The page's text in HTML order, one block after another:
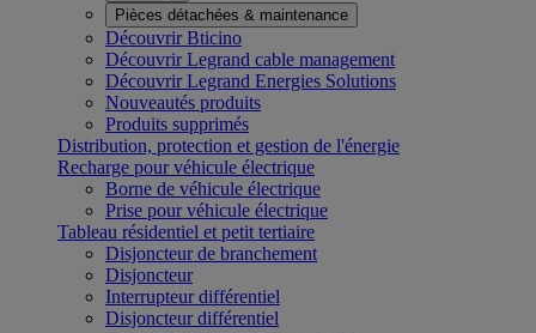
Pièces détachées & maintenance
Découvrir Bticino
Découvrir Legrand cable management
Découvrir Legrand Energies Solutions
Nouveautés produits
Produits supprimés
Distribution, protection et gestion de l'énergie
Recharge pour véhicule électrique
Borne de véhicule électrique
Prise pour véhicule électrique
Tableau résidentiel et petit tertiaire
Disjoncteur de branchement
Disjoncteur
Interrupteur différentiel
Disjoncteur différentiel